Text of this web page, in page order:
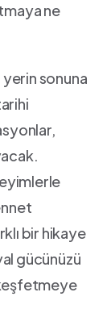
ne
sonuna
bir hikaye
gücünüzü